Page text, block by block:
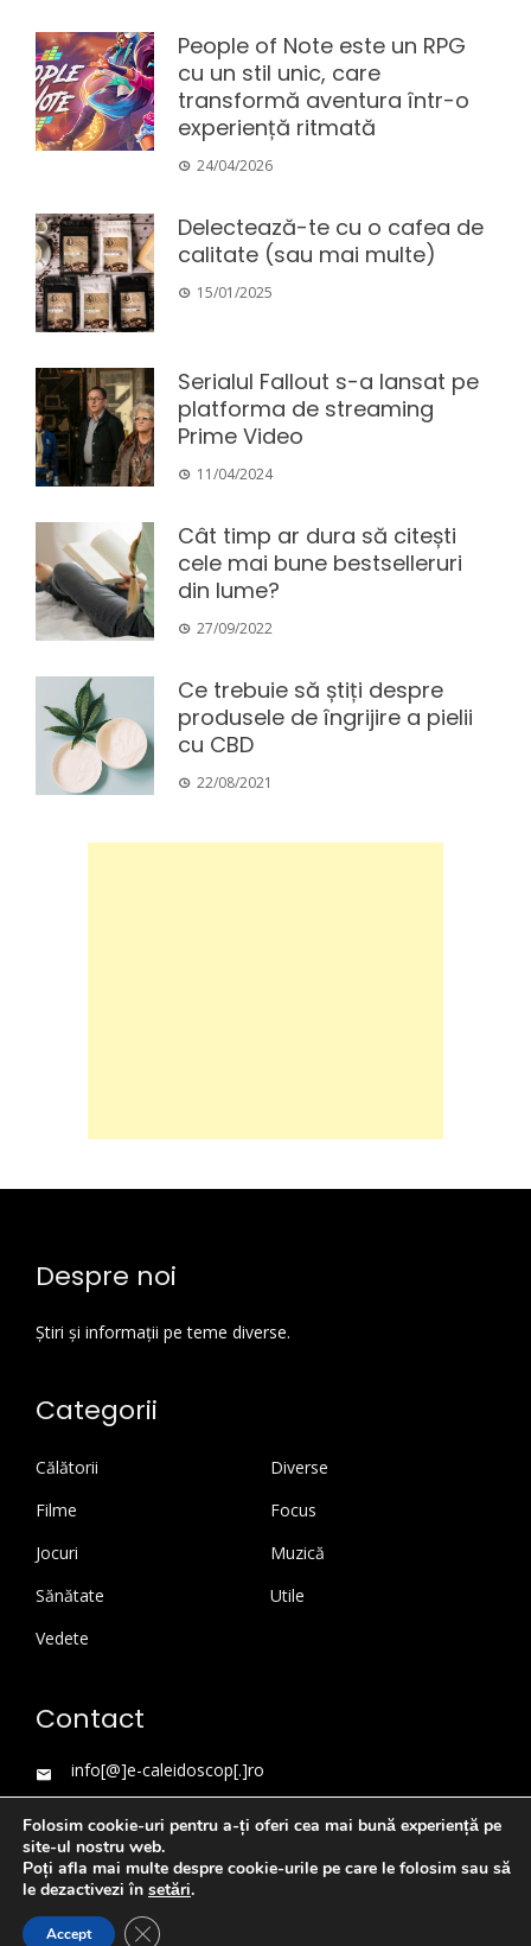
People of Note este un RPG
cu un stil unic, care
transformă aventura într-o
experiență ritmată
24/04/2026
Delectează-te cu o cafea de
calitate (sau mai multe)
15/01/2025
Serialul Fallout s-a lansat pe
platforma de streaming
Prime Video
11/04/2024
Cât timp ar dura să citești
cele mai bune bestselleruri
din lume?
27/09/2022
Ce trebuie să știți despre
produsele de îngrijire a pielii
cu CBD
22/08/2021
Despre noi
Știri și informații pe teme diverse.
Categorii
Călătorii
Diverse
Filme
Focus
Jocuri
Muzică
Sănătate
Utile
Vedete
Contact
info[@]e-caleidoscop[.]ro
WordPress Theme
Folosim cookie-uri pentru a-ți oferi cea mai bună experiență pe
site-ul nostru web.
Poți afla mai multe despre cookie-urile pe care le folosim sau să
le dezactivezi în setări.
Accept Close GDPR Cookie Banner